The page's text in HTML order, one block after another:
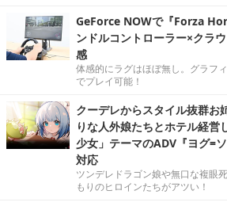
GeForce NOWで『Forza
ンドルコントローラー×クラ
感
体感的にラグはほぼ無し。グラフ
でプレイ可能！
クーデレからスタイル抜群お
りな人外娘たちとホテル経営
少女」テーマのADV『ヨグ=
対応
ツンデレドラゴン娘や無口な複眼
もりのヒロインたちがアツい！